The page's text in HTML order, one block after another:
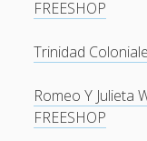
FREESHOP
Trinidad
Romeo Y Julieta
FREESHOP